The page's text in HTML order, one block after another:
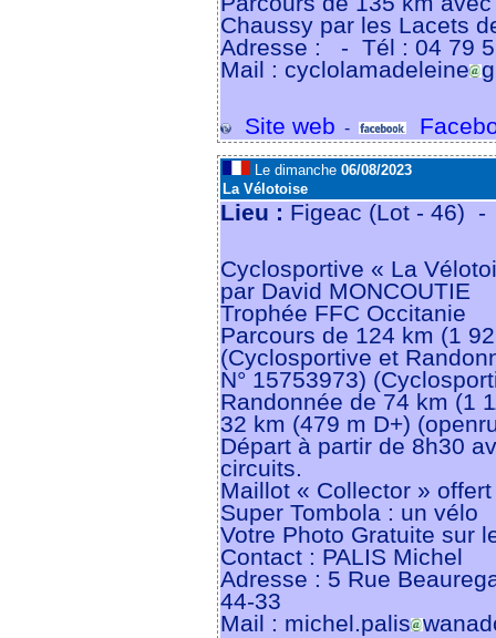
Chaussy par les Lacets
Adresse :
- Tél : 04 79
Mail : cyclolamadeleine
Site web -
Le dimanche 06/08/2023
La Vélotoise
Lieu : Figeac (Lot - 46)
Cyclosportive « La
par David MONCOUTIE
Trophée FFC Occitanie
Parcours de 124 km (1
(Cyclosportive et
N° 15753973)
Randonnée de 74 km (1
32 km (479 m D+)
Départ à partir de 8h30
circuits.
Maillot « Collector »
Super Tombola : un vélo
Votre Photo Gratuite sur
Contact : PALIS Michel
Adresse : 5 Rue
44-33
Mail : michel.palis